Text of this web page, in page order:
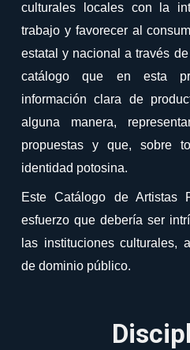
culturales locales con la
trabajo y favorecer al
estatal y nacional a través
catálogo que en esta
información clara de
alguna manera,
propuestas y que, sobre
identidad potosina.
Este Catálogo de Artistas
esfuerzo que debería ser
las instituciones culturales,
de dominio público.